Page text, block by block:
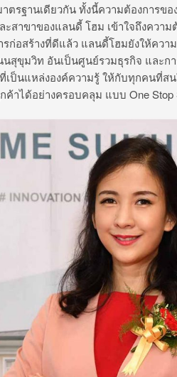
ตรฐานเดียวกัน ทั้งนี้ความต้องการข
สาขาของแลนดี้ โฮม เข้าใจถึงควา
รก่อสร้างที่ดีแล้ว แลนดี้โฮมยังให้คว
สุขุมวิท อันเป็นศูนย์รวมธุรกิจ และก
เป็นแหล่งองค์ความรู้ ให้กับทุกคนที่ส
ค้าได้อย่างครอบคลุม แบบ One Stop